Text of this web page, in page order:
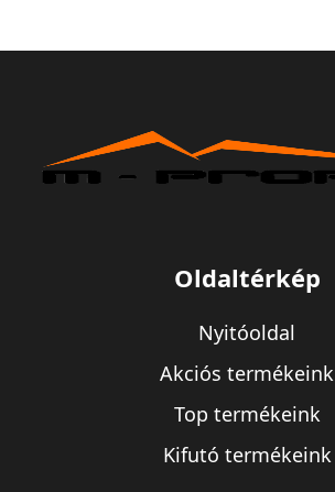
Oldaltérkép
Nyitóoldal
Akciós termékeink
Top termékeink
Kifutó termékeink